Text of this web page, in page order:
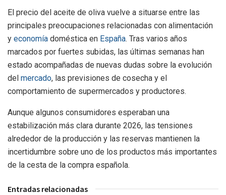
El precio del aceite de oliva vuelve a situarse entre las
principales preocupaciones relacionadas con alimentación
y economía doméstica en España. Tras varios años
marcados por fuertes subidas, las últimas semanas han
estado acompañadas de nuevas dudas sobre la evolución
del mercado, las previsiones de cosecha y el
comportamiento de supermercados y productores.
Aunque algunos consumidores esperaban una
estabilización más clara durante 2026, las tensiones
alrededor de la producción y las reservas mantienen la
incertidumbre sobre uno de los productos más importantes
de la cesta de la compra española.
Entradas relacionadas